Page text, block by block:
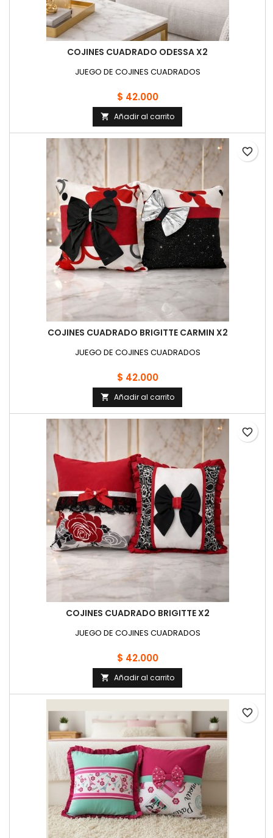
COJINES CUADRADO ODESSA X2
JUEGO DE COJINES CUADRADOS
$ 42.000
 Añadir al carrito
COJINES CUADRADO BRIGITTE CARMIN X2
JUEGO DE COJINES CUADRADOS
$ 42.000
 Añadir al carrito
favorite_border
COJINES CUADRADO BRIGITTE X2
JUEGO DE COJINES CUADRADOS
$ 42.000
 Añadir al carrito
favorite_border
favorite_border